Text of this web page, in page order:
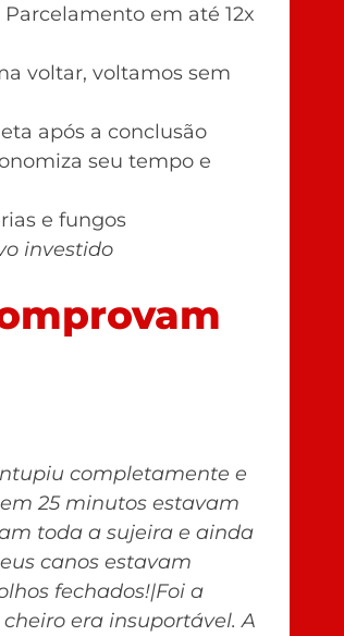
Parcelamento em até 12x
voltar, voltamos sem
após a conclusão
seu tempo e
e fungos
investido
completamente e
25 minutos estavam
toda a sujeira e ainda
canos estavam
fechados!|Foi a
era insuportável. A